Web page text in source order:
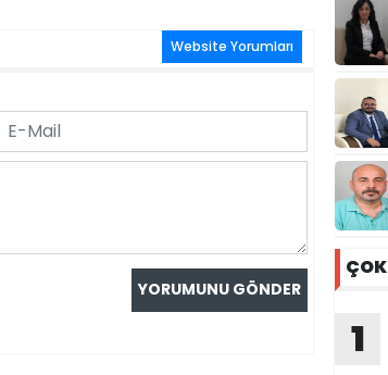
Website Yorumları
ÇOK
1